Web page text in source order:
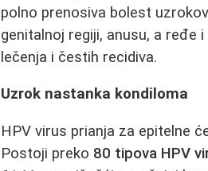
polno prenosiva bolest
genitalnoj regiji, anusu, a ređe
lečenja i čestih recidiva.
Uzrok nastanka kondiloma
HPV virus prianja za epitelne
Postoji preko 80 tipova HPV